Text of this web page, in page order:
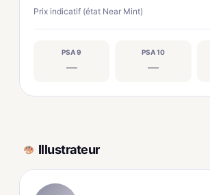
Prix indicatif (état Near Mint)
PSA 9
—
PSA 10
—
Illustrateur